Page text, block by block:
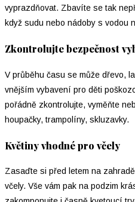
vyprazdňovat. Zbavíte se tak
když sudu nebo nádoby s vodou
Zkontrolujte bezpečnost
V průběhu času se může dřevo,
vnějším vybavení pro děti
pořádně zkontrolujte, vyměňte
houpačky, trampolíny, skluzavky.
Květiny vhodné pro včely
Zasaďte si před letem na
včely. Vše vám pak na podzim